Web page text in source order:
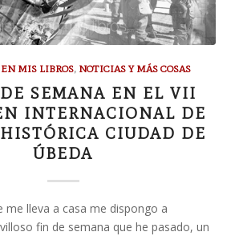
MIS LIBROS, NOTICIAS Y MÁS COSAS
SEMANA EN EL VII
INTERNACIONAL DE
CIUDAD DE
ÚBEDA
me lleva a casa me dispongo a
fin de semana que he pasado, un